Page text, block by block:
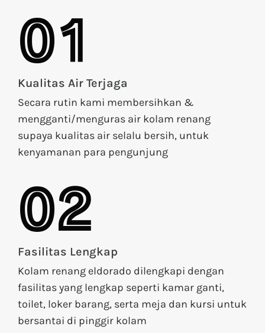
01
Kualitas Air Terjaga
Secara rutin kami membersihkan &
mengganti/menguras air kolam renang
supaya kualitas air selalu bersih, untuk
kenyamanan para pengunjung
02
Fasilitas Lengkap
Kolam renang eldorado dilengkapi dengan
fasilitas yang lengkap seperti kamar ganti,
toilet, loker barang, serta meja dan kursi untuk
bersantai di pinggir kolam